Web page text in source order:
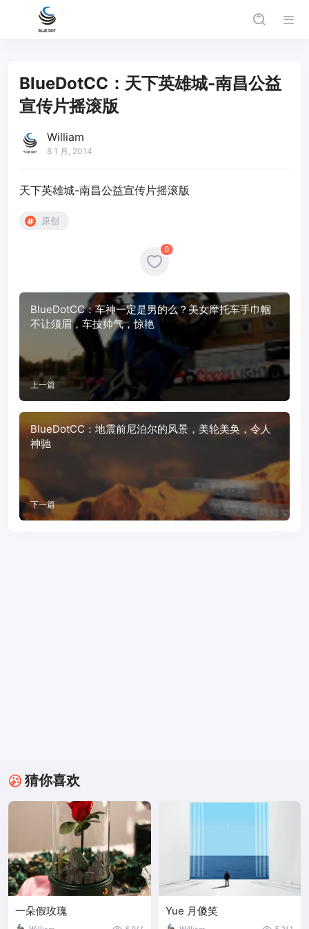
BlueDotCC：天下英雄城-南昌公益
宣传片摇滚版
William
8 1 月, 2014
天下英雄城-南昌公益宣传片摇滚版
原创
0
BlueDotCC：车神一定是男的么？美女摩托车手巾帼
不让须眉，车技帅气，惊艳
上一篇
BlueDotCC：地震前尼泊尔的风景，美轮美奂，令人
神驰
下一篇
猜你喜欢
一朵假玫瑰 Yue 月傻笑